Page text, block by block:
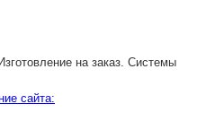
на заказ. Системы
сайта: